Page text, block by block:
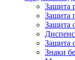
Защита
Защита
Защита
Защита
Знаки